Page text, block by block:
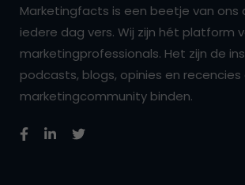
Marketingfacts is een beetje van ons
iedere dag vers. Wij zijn hét platform
marketingprofessionals. Het zijn de
podcasts, blogs, opinies en recencies
marketingcommunity binden.